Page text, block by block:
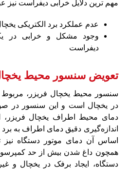
مهم‌ ترین دلایل خرابی دیفراست نیز
عدم عملکرد برد الکتریکی
وجود مشکل و خرابی در
دیفراست
تعویض سنسور محیط
سنسور محیط یخچال فریزر،
در یخچال است و این سنسور در
دمای محیط اطراف یخچال فریزر،
اندازه‌گیری دقیق دمای اطراف به برد
اساس آن دمای موتور دستگاه
همچون داغ شدن بیش‌ از حد
دستگاه، ایجاد برفک در یخچال و